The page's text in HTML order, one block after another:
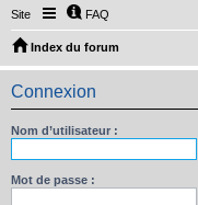
Site FAQ
Index du forum
Connexion
Nom d’utilisateur :
Mot de passe :